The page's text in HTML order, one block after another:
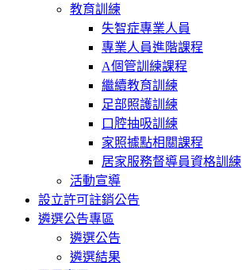
教育訓練
失智症專業人員
專業人員進階課程
A個管訓練課程
繼續教育訓練
足部照護訓練
口腔抽吸訓練
家照據點相關課程
居家服務督導員資格訓練
活動宣導
設立許可註銷公告
遴選公告專區
遴選公告
遴選結果